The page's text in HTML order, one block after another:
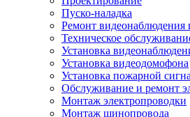
Пуско-наладка
Ремонт видеонаблюдения
Техническое
Установка
Установка видеодомофона
Установка пожарной
Обслуживание и ремонт
Монтаж электропроводки
Монтаж шинопровода